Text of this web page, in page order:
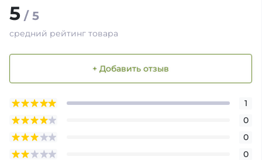
5 / 5
средний рейтинг товара
+ Добавить отзыв
1
0
0
0